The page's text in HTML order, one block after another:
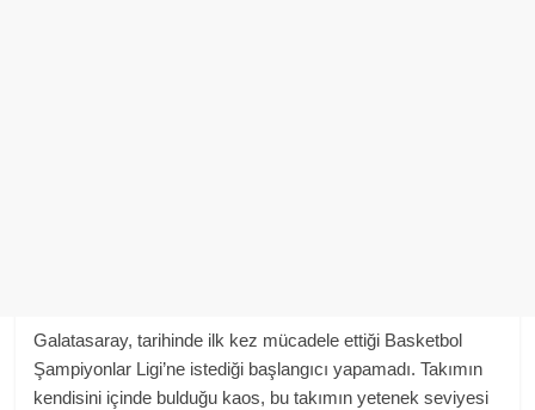
Galatasaray, tarihinde ilk kez mücadele ettiği Basketbol
Şampiyonlar Ligi’ne istediği başlangıcı yapamadı. Takımın
kendisini içinde bulduğu kaos, bu takımın yetenek seviyesi